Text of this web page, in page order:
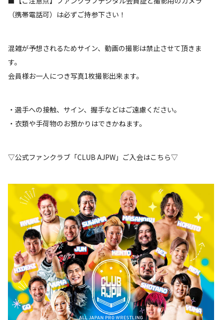
（携帯電話可）は必ずご持参下さい！
混雑が予想されるためサイン、動画の撮影は禁止させて頂きま
す。
会員様お一人につき写真1枚撮影出来ます。
・選手への接触、サイン、握手などはご遠慮ください。
・衣類や手荷物のお預かりはできかねます。
▽公式ファンクラブ「CLUB AJPW」ご入会はこちら▽